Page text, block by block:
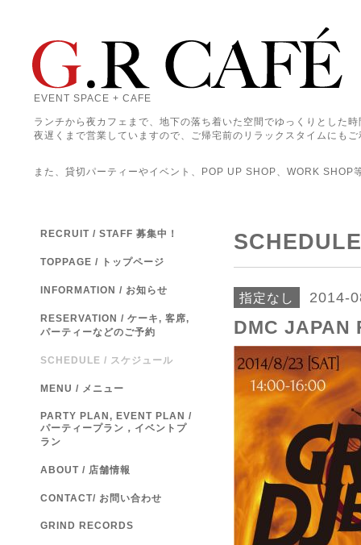
EVENT SPACE + CAFE
ランチから夜カフェまで、地下の落ち着いた空間でゆっくりとした
夜遅くまで営業していますので、ご帰宅前のリラックスタイムにも
また、貸切パーティーやイベント、POP UP SHOP、WORK SHOP
指定なし 2014-
DMC JAPAN
RECRUIT / STAFF 募集中！
TOPPAGE / トップページ
INFORMATION / お知らせ
RESERVATION / ケーキ, 客席,
パーティーなどのご予約
SCHEDULE / スケジュール
MENU / メニュー
PARTY PLAN, EVENT PLAN /
パーティープラン，イベントプ
ラン
ABOUT / 店舗情報
CONTACT/ お問い合わせ
GRIND RECORDS